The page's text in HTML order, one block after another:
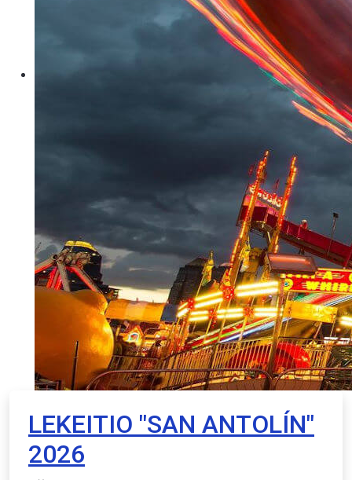
LEKEITIO "SAN ANTOLÍN"
2026